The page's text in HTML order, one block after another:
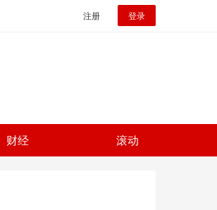
注册 登录
财经 滚动